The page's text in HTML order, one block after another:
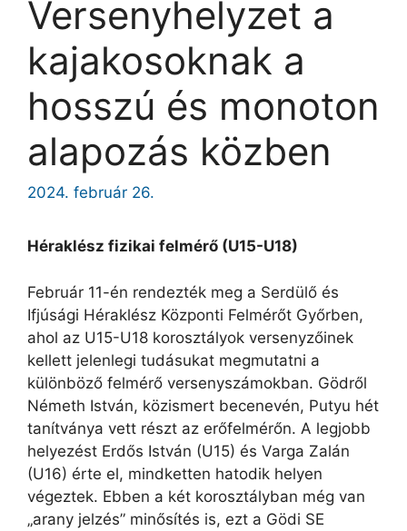
Versenyhelyzet a
kajakosoknak a
hosszú és monoton
alapozás közben
2024. február 26.
Héraklész fizikai felmérő (U15-U18)
Február 11-én rendezték meg a Serdülő és
Ifjúsági Héraklész Központi Felmérőt Győrben,
ahol az U15-U18 korosztályok versenyzőinek
kellett jelenlegi tudásukat megmutatni a
különböző felmérő versenyszámokban. Gödről
Németh István, közismert becenevén, Putyu hét
tanítványa vett részt az erőfelmérőn. A legjobb
helyezést Erdős István (U15) és Varga Zalán
(U16) érte el, mindketten hatodik helyen
végeztek. Ebben a két korosztályban még van
„arany jelzés” minősítés is, ezt a Gödi SE